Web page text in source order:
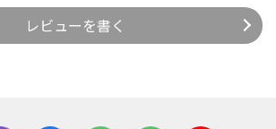
レビューを書く